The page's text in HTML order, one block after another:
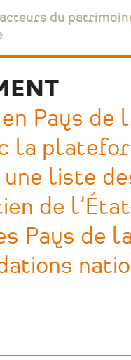
du
Pays de
la
liste
de
Pays de la